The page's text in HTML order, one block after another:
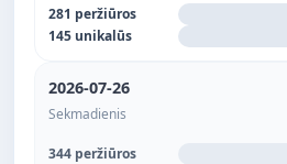
281 peržiūros
145 unikalūs
2026-07-26
Sekmadienis
344 peržiūros